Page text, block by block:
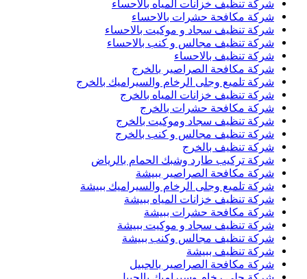
شركة تنظيف خزانات المياه بالاحساء
شركة مكافحة حشرات بالاحساء
شركة تنظيف سجاد و موكيت بالاحساء
شركة تنظيف مجالس و كنب بالاحساء
شركة تنظيف بالاحساء
شركة مكافحة الصراصير بالخرج
شركة تلميع وجلى الرخام والسيراميك بالخرج
شركة تنظيف خزانات المياه بالخرج
شركة مكافحة حشرات بالخرج
شركة تنظيف سجاد وموكيت بالخرج
شركة تنظيف مجالس و كنب بالخرج
شركة تنظيف بالخرج
شركة تركيب طارد وشبك الحمام بالرياض
شركة مكافحة الصراصير ببيشة
شركة تلميع وجلى الرخام والسيراميك ببيشة
شركة تنظيف خزانات المياه ببيشة
شركة مكافحة حشرات ببيشة
شركة تنظيف سجاد و موكيت ببيشة
شركة تنظيف مجالس وكنب ببيشة
شركة تنظيف ببيشة
شركة مكافحة الصراصير بالجبيل